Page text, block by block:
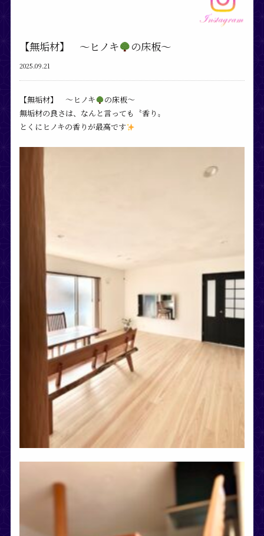
【無垢材】 〜ヒノキ の床板〜
2025.09.21
【無垢材】 〜ヒノキ
の床板〜⁡
無垢材の良さは、なんと言っても〝香り〟
とくにヒノキの香りが最高です